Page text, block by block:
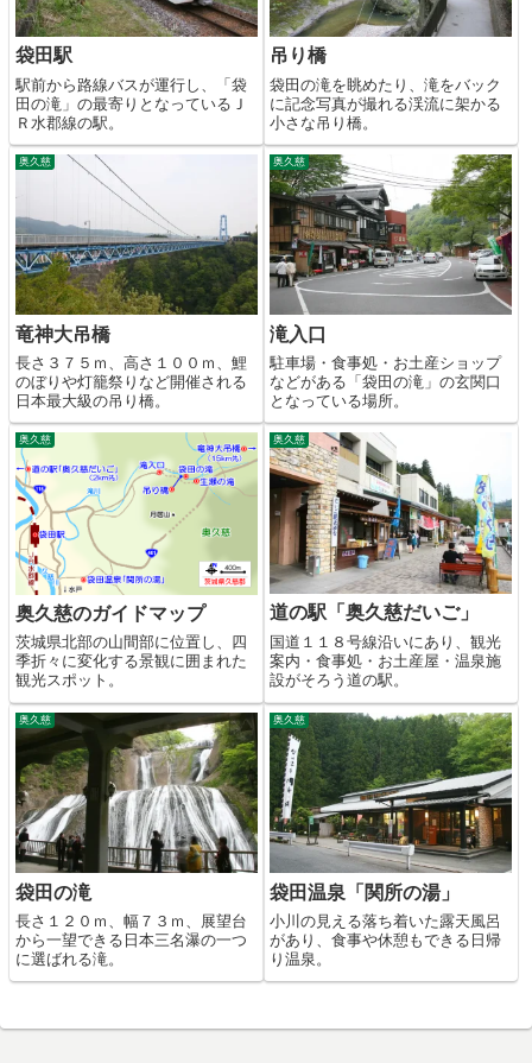
袋田駅
駅前から路線バスが運行し、「袋
田の滝」の最寄りとなっているＪ
Ｒ水郡線の駅。
吊り橋
袋田の滝を眺めたり、滝をバック
に記念写真が撮れる渓流に架かる
小さな吊り橋。
奥久慈
竜神大吊橋
長さ３７５ｍ、高さ１００ｍ、鯉
のぼりや灯籠祭りなど開催される
日本最大級の吊り橋。
奥久慈
滝入口
駐車場・食事処・お土産ショップ
などがある「袋田の滝」の玄関口
となっている場所。
奥久慈
奥久慈のガイドマップ
茨城県北部の山間部に位置し、四
季折々に変化する景観に囲まれた
観光スポット。
奥久慈
道の駅「奥久慈だいご」
国道１１８号線沿いにあり、観光
案内・食事処・お土産屋・温泉施
設がそろう道の駅。
奥久慈
袋田の滝
長さ１２０ｍ、幅７３ｍ、展望台
から一望できる日本三名瀑の一つ
に選ばれる滝。
奥久慈
袋田温泉「関所の湯」
小川の見える落ち着いた露天風呂
があり、食事や休憩もできる日帰
り温泉。